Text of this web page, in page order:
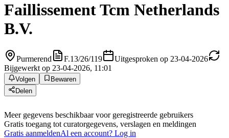
FaillissementTcm Netherlands
B.V.
Purmerend F.13/26/119
Uitgesproken op 23-04-2026
Bijgewerkt op 23-04-2026, 11:01
Volgen
Bewaren
Delen
Meer gegevens beschikbaar voor geregistreerde gebruikers
Gratis toegang tot curatorgegevens, verslagen en meldingen
Gratis aanmeldenAl een account? Log in